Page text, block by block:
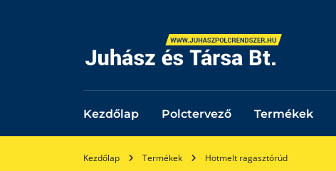
Kezdőlap Polctervező Termékek
Kezdőlap Termékek Hotmelt ragasztórúd